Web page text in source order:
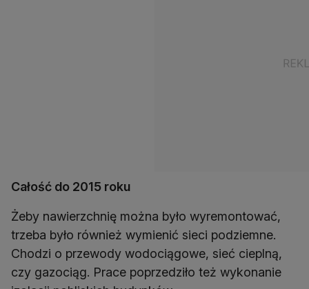
Całość do 2015 roku
Żeby nawierzchnię można było wyremontować,
trzeba było również wymienić sieci podziemne.
Chodzi o przewody wodociągowe, sieć cieplną,
czy gazociąg. Prace poprzedziło też wykonanie